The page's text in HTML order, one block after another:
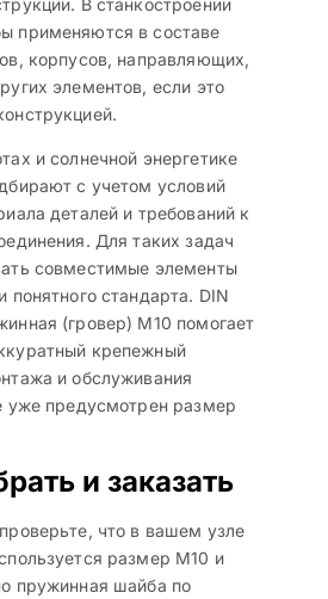
применяются в составе
корпусов, направляющих,
элементов, если это
и солнечной энергетике
с учетом условий
деталей и требований к
Для таких задач
совместимые элементы
понятного стандарта. DIN
(гровер) M10 помогает
крепежный
и обслуживания
уже предусмотрен размер
и заказать
что в вашем узле
размер M10 и
пружинная шайба по